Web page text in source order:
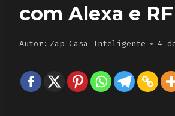
com Alexa e RF
Autor: Zap Casa Inteligente 4